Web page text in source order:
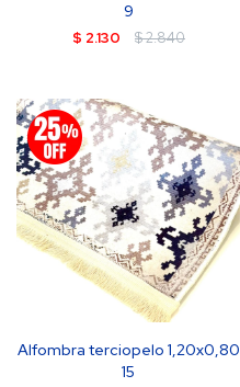
9
$ 2.130 $2.840
Alfombra terciopelo 1,20x0,80
15